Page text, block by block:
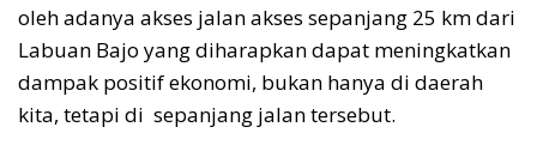
oleh adanya akses jalan akses sepanjang 25 km dari
Labuan Bajo yang diharapkan dapat meningkatkan
dampak positif ekonomi, bukan hanya di daerah
kita, tetapi di sepanjang jalan tersebut.